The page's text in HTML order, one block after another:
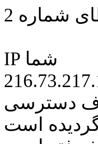
شماره 2
IP شما
دسترسی
است